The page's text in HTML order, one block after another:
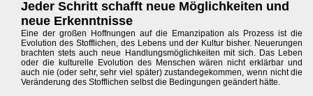
Jeder Schritt schafft neue Möglichkeiten und
neue Erkenntnisse
Eine der großen Hoffnungen auf die Emanzipation als Prozess ist die
Evolution des Stofflichen, des Lebens und der Kultur bisher. Neuerungen
brachten stets auch neue Handlungsmöglichkeiten mit sich. Das Leben
oder die kulturelle Evolution des Menschen wären nicht erklärbar und
auch nie (oder sehr, sehr viel später) zustandegekommen, wenn nicht die
Veränderung des Stofflichen selbst die Bedingungen geändert hätte.